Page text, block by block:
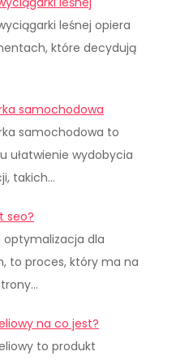
leśnej opiera
które decydują
samochodowa
samochodowa to
ułatwienie wydobycia
takich…
seo?
optymalizacja dla
to proces, który ma na
na co jest?
to produkt